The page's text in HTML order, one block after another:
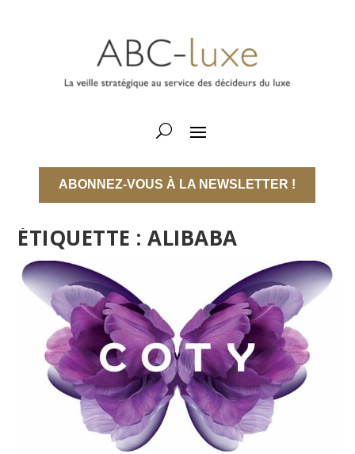
ABONNEZ-VOUS À LA NEWSLETTER !
ÉTIQUETTE :ALIBABA